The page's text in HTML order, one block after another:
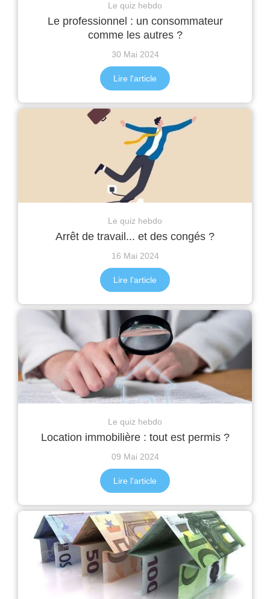
Le quiz hebdo
Le professionnel : un consommateur
comme les autres ?
30 Mai 2024
Lire l'article
Le quiz hebdo
Arrêt de travail... et des congés ?
16 Mai 2024
Lire l'article
Le quiz hebdo
Location immobilière : tout est permis ?
09 Mai 2024
Lire l'article